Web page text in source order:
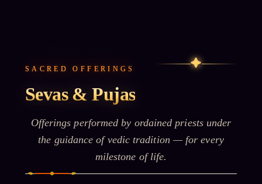
SACRED OFFERINGS ✦
Sevas & Pujas
Offerings performed by ordained priests under
the guidance of vedic tradition — for every
milestone of life.